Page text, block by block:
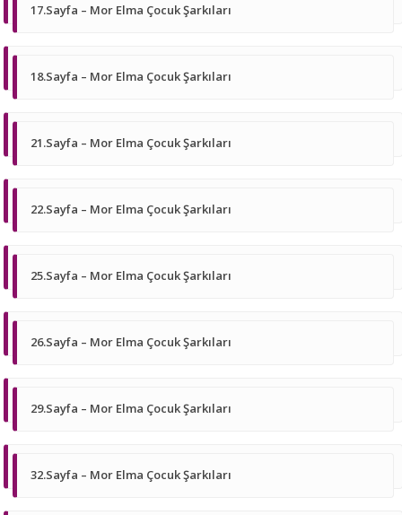
17.Sayfa – Mor Elma Çocuk Şarkıları
18.Sayfa – Mor Elma Çocuk Şarkıları
21.Sayfa – Mor Elma Çocuk Şarkıları
22.Sayfa – Mor Elma Çocuk Şarkıları
25.Sayfa – Mor Elma Çocuk Şarkıları
26.Sayfa – Mor Elma Çocuk Şarkıları
29.Sayfa – Mor Elma Çocuk Şarkıları
32.Sayfa – Mor Elma Çocuk Şarkıları